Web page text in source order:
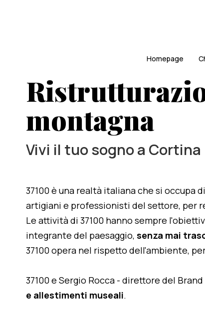
Homepage
montagna
Vivi il tuo sogno a Cortina
37100 è una realtà italiana che si occupa di
artigiani e professionisti del settore, per
Le attività di 37100 hanno sempre
integrante del paesaggio, senza mai
37100 opera nel rispetto dell'ambiente,
37100 e Sergio Rocca - direttore del Brand
e allestimenti museali.